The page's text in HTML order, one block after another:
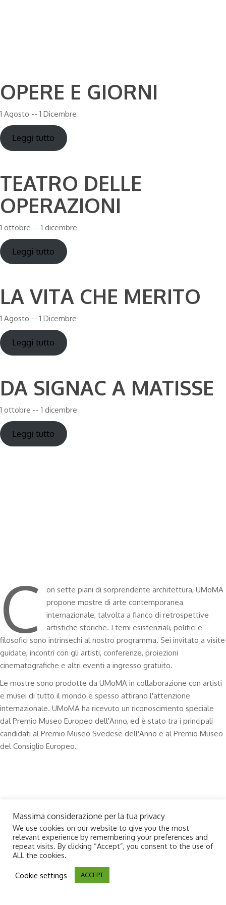
OPERE E GIORNI
1 Agosto -- 1 Dicembre
Leggi tutto
TEATRO DELLE
OPERAZIONI
1 ottobre -- 1 dicembre
Leggi tutto
LA VITA CHE MERITO
1 Agosto -- 1 Dicembre
Leggi tutto
DA SIGNAC A MATISSE
1 ottobre -- 1 dicembre
Leggi tutto
C
on sette piani di sorprendente architettura, UMoMA
propone mostre di arte contemporanea
internazionale, talvolta a fianco di retrospettive
artistiche storiche. I temi esistenziali, politici e
filosofici sono intrinsechi al nostro programma. Sei invitato a visite
guidate, incontri con gli artisti, conferenze, proiezioni
cinematografiche e altri eventi a ingresso gratuito.
Le mostre sono prodotte da UMoMA in collaborazione con artisti
e musei di tutto il mondo e spesso attirano l'attenzione
internazionale. UMoMA ha ricevuto un riconoscimento speciale
dal Premio Museo Europeo dell'Anno, ed è stato tra i principali
candidati al Premio Museo Svedese dell'Anno e al Premio Museo
del Consiglio Europeo.
esclusive!
I membri hanno accesso a mostre e offerte esclusive. L'iscrizione
costa $99.99, addebitati annualmente.
Unisciti al club
Massima considerazione per la tua privacy
We use cookies on our website to give you the most
relevant experience by remembering your preferences and
repeat visits. By clicking “Accept”, you consent to the use of
ALL the cookies.
Cookie settings ACCEPT